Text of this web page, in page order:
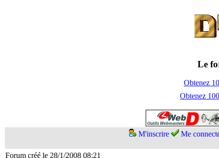
Le
Obtenez
Obtenez
M'inscrire Me
Forum créé le 28/1/2008 08:21